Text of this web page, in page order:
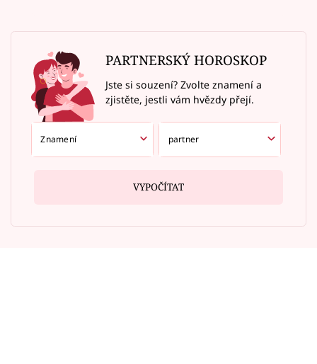
PARTNERSKÝ HOROSKOP
Jste si souzení? Zvolte znamení a
zjistěte, jestli vám hvězdy přejí.
VYPOČÍTAT